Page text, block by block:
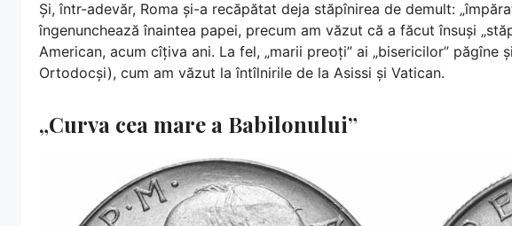
Și, într-adevăr, Roma și-a recăpătat deja stăpînirea de demult:
îngenunchează înaintea papei, precum am văzut că a făcut însuși
American, acum cîțiva ani. La fel, „marii preoți” ai „bisericilor” păgîne
Ortodocși), cum am văzut la întîlnirile de la Asissi și Vatican.
„Curva cea mare a Babilonului”